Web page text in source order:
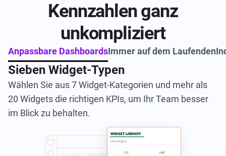
Kennzahlen ganz
unkompliziert
Anpassbare DashboardsImmer auf dem Laufenden
Sieben Widget-Typen
Wählen Sie aus 7 Widget-Kategorien und mehr als
20 Widgets die richtigen KPIs, um Ihr Team besser
im Blick zu behalten.